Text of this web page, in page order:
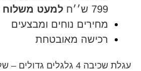
799 ש׳׳ח
למעט משלוח
מחירים נוחים ומבצעים
רכישה מאובטחת
עגלת שכיבה 4 גלגלים גדולים – של חברת בובה בו ,